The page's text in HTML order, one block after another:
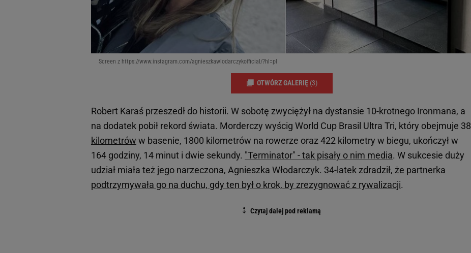
Screen z https://www.instagram.com/agnieszkawlodarczykofficial/?hl=pl
OTWÓRZ GALERIĘ (3)
Robert Karaś przeszedł do historii. W sobotę zwyciężył na dystansie 10-krotnego Ironmana, a
na dodatek pobił rekord świata. Morderczy wyścig World Cup Brasil Ultra Tri, który obejmuje 38
kilometrów w basenie, 1800 kilometrów na rowerze oraz 422 kilometry w biegu, ukończył w
164 godziny, 14 minut i dwie sekundy. "Terminator" - tak pisały o nim media. W sukcesie duży
udział miała też jego narzeczona, Agnieszka Włodarczyk. 34-latek zdradził, że partnerka
podtrzymywała go na duchu, gdy ten był o krok, by zrezygnować z rywalizacji.